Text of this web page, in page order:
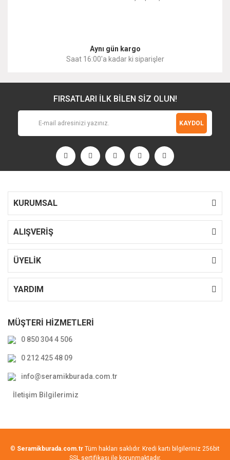
Aynı gün kargo
Saat 16:00'a kadar ki siparişler
FIRSATLARI İLK BİLEN SİZ OLUN!
KAYDOL
KURUMSAL
ALIŞVERİŞ
ÜYELİK
YARDIM
MÜŞTERİ HİZMETLERİ
0 850 304 4 506
0 212 425 48 09
info@seramikburada.com.tr
İletişim Bilgilerimiz
© Seramikburada.com.tr Tüm hakları saklıdır. Kredi kartı bilgileriniz 256bit
SSL sertifikası ile korunmaktadır.